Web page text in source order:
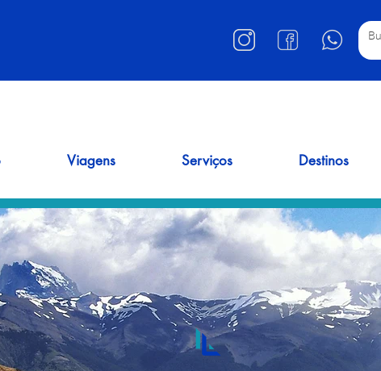
Viagens Serviços Destinos